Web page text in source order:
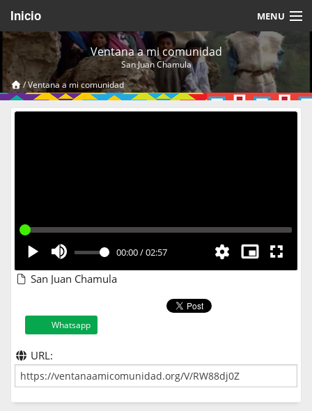
Inicio MENU
Acerca de
Videos Temáticos
Cerrar Sesión
Ventana a mi comunidad
San Juan Chamula
/Ventana a mi comunidad
00:00/02:57
San Juan Chamula
Whatsapp
URL: